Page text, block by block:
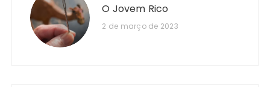
O Jovem Rico
2 de março de 2023